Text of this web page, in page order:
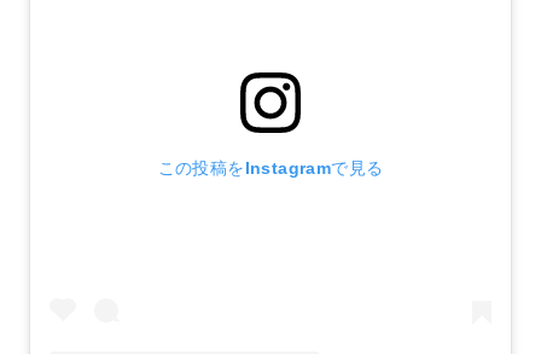
この投稿をInstagramで見る